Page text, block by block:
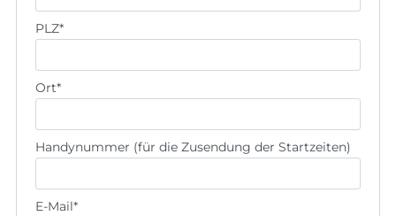
PLZ*
Ort*
Handynummer (für die Zusendung der Startzeiten)
E-Mail*